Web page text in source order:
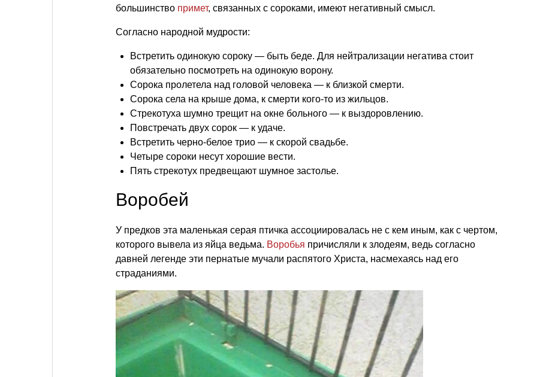
большинство примет, связанных с сороками, имеют негативный смысл.
Согласно народной мудрости:
Встретить одинокую сороку — быть беде. Для нейтрализации негатива стоит
обязательно посмотреть на одинокую ворону.
Сорока пролетела над головой человека — к близкой смерти.
Сорока села на крыше дома, к смерти кого-то из жильцов.
Стрекотуха шумно трещит на окне больного — к выздоровлению.
Повстречать двух сорок — к удаче.
Встретить черно-белое трио — к скорой свадьбе.
Четыре сороки несут хорошие вести.
Пять стрекотух предвещают шумное застолье.
Воробей
У предков эта маленькая серая птичка ассоциировалась не с кем иным, как с чертом,
которого вывела из яйца ведьма. Воробья причисляли к злодеям, ведь согласно
давней легенде эти пернатые мучали распятого Христа, насмехаясь над его
страданиями.